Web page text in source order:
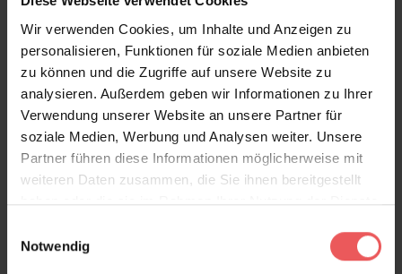
Wir verwenden Cookies, um Inhalte und Anzeigen zu
personalisieren, Funktionen für soziale Medien anbieten
zu können und die Zugriffe auf unsere Website zu
analysieren. Außerdem geben wir Informationen zu Ihrer
Verwendung unserer Website an unsere Partner für
soziale Medien, Werbung und Analysen weiter. Unsere
Partner führen diese Informationen möglicherweise mit
weiteren Daten zusammen, die Sie ihnen bereitgestellt
haben oder die sie im Rahmen Ihrer Nutzung der Dienste
Notwendig
während klare Flächen und geometrische Strukturen
für Ruhe und Ordnung sorgen. So entsteht ein
vielseitiges, zeitgemäßes Wandbild mit subtiler
architektonischer Anmutung.
Teil der Kollektion von WE ARE ITALY